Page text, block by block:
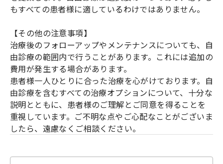
もすべての患者様に適しているわけではありません。
【その他の注意事項】
治療後のフォローアップやメンテナンスについても、自
由診療の範囲内で行うことがあります。これには追加の
費用が発生する場合があります。
患者様一人ひとりに合った治療を心がけております。自
由診療を含むすべての治療オプションについて、十分な
説明とともに、患者様のご理解とご同意を得ることを
重視しています。ご不明な点やご心配なことがございま
したら、遠慮なくご相談ください。